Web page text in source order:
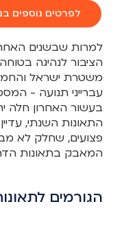
לפרטים נוספים
למרות שבשנים
הציבור לנהיגה
משטרת ישראל
עברייני תנועה -
בעשור האחרון חלה
התאונות השנתי,
פצועים, שחלק לא
המאבק בתאונות
הגורמים